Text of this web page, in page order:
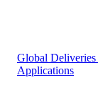
Global Deliveries
Applications